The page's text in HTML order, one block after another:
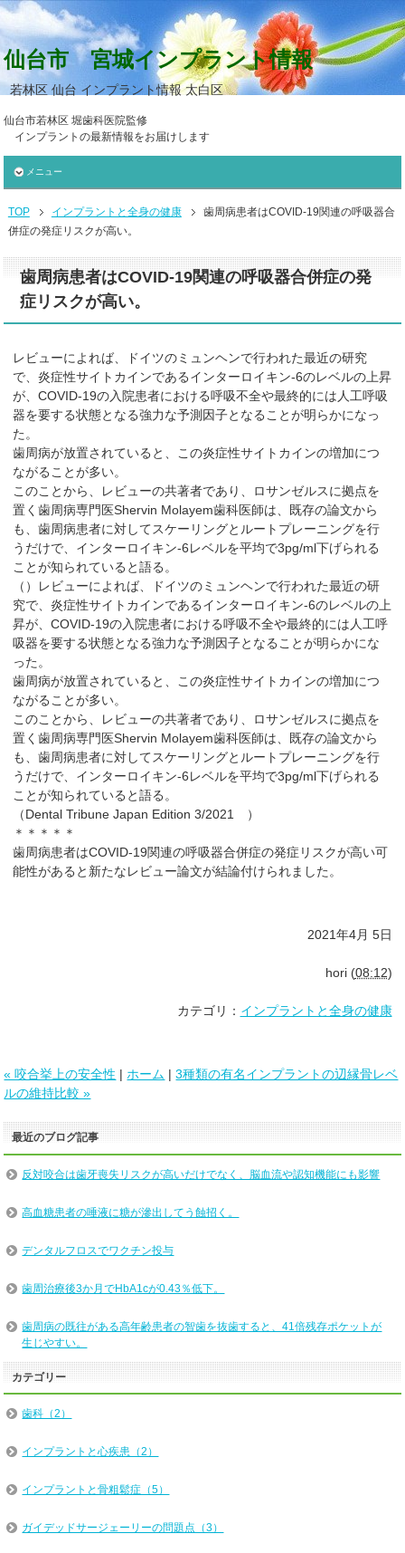
仙台市 宮城インプラント情報
若林区 仙台 インプラント情報 太白区
仙台市若林区 堀歯科医院監修
インプラントの最新情報をお届けします
メニュー
TOP インプラントと全身の健康
歯周病患者はCOVID-19関連の呼吸器合
併症の発症リスクが高い。
歯周病患者はCOVID-19関連の呼吸器合併症の発
症リスクが高い。
レビューによれば、ドイツのミュンヘンで行われた最近の研究
で、炎症性サイトカインであるインターロイキン-6のレベルの上昇
が、COVID-19の入院患者における呼吸不全や最終的には人工呼吸
器を要する状態となる強力な予測因子となることが明らかになっ
た。
歯周病が放置されていると、この炎症性サイトカインの増加につ
ながることが多い。
このことから、レビューの共著者であり、ロサンゼルスに拠点を
置く歯周病専門医Shervin Molayem歯科医師は、既存の論文から
も、歯周病患者に対してスケーリングとルートプレーニングを行
うだけで、インターロイキン-6レベルを平均で3pg/ml下げられる
ことが知られていると語る。
（）レビューによれば、ドイツのミュンヘンで行われた最近の研
究で、炎症性サイトカインであるインターロイキン-6のレベルの上
昇が、COVID-19の入院患者における呼吸不全や最終的には人工呼
吸器を要する状態となる強力な予測因子となることが明らかにな
った。
歯周病が放置されていると、この炎症性サイトカインの増加につ
ながることが多い。
このことから、レビューの共著者であり、ロサンゼルスに拠点を
置く歯周病専門医Shervin Molayem歯科医師は、既存の論文から
も、歯周病患者に対してスケーリングとルートプレーニングを行
うだけで、インターロイキン-6レベルを平均で3pg/ml下げられる
ことが知られていると語る。
（Dental Tribune Japan Edition 3/2021 ）
＊＊＊＊＊
歯周病患者はCOVID-19関連の呼吸器合併症の発症リスクが高い可
能性があると新たなレビュー論文が結論付けられました。
2021年4月 5日
hori(08:12)
カテゴリ： インプラントと全身の健康
« 咬合挙上の安全性 | ホーム |3種類の有名インプラントの辺縁骨レベ
ルの維持比較 »
最近のブログ記事
反対咬合は歯牙喪失リスクが高いだけでなく、脳血流や認知機能にも影響
高血糖患者の唾液に糖が滲出してう蝕招く。
デンタルフロスでワクチン投与
歯周治療後3か月でHbA1cが0.43％低下。
歯周病の既往がある高年齢患者の智歯を抜歯すると、41倍残存ポケットが
生じやすい。
カテゴリー
歯科（2）
インプラントと心疾患（2）
インプラントと骨粗鬆症（5）
ガイデッドサージェーリーの問題点（3）